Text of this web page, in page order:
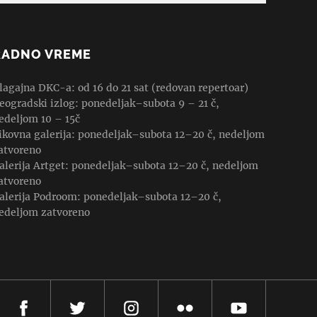
VREME
DKC-a: od 16 do 21 sat (redovan repertoar)
izlog: ponedeljak–subota 9 – 21 č,
10 – 15č
galerija: ponedeljak–subota 12–20 č, nedeljom
Artget: ponedeljak–subota 12–20 č, nedeljom
Podroom: ponedeljak–subota 12–20 č,
zatvoreno